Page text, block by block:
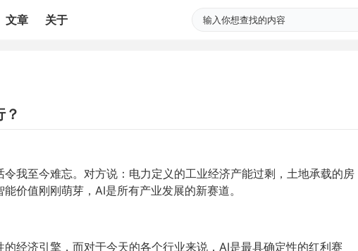
文章 关于
我至今难忘。对方说：电力定义的工业经济产能过剩，土地承载的房
价值刚刚萌芽，AI是所有产业发展的新赛道。
经济引擎，而对于今天的各个行业来说，AI是最具确定性的红利赛